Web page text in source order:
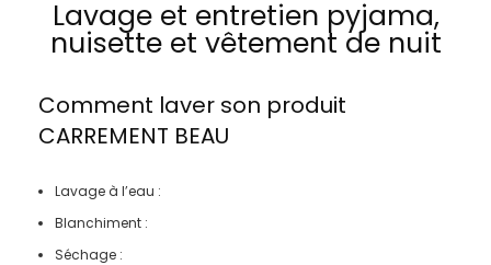
Lavage et entretien pyjama,
nuisette et vêtement de nuit
Comment laver son produit
CARREMENT BEAU
Lavage à l’eau :
Blanchiment :
Séchage :